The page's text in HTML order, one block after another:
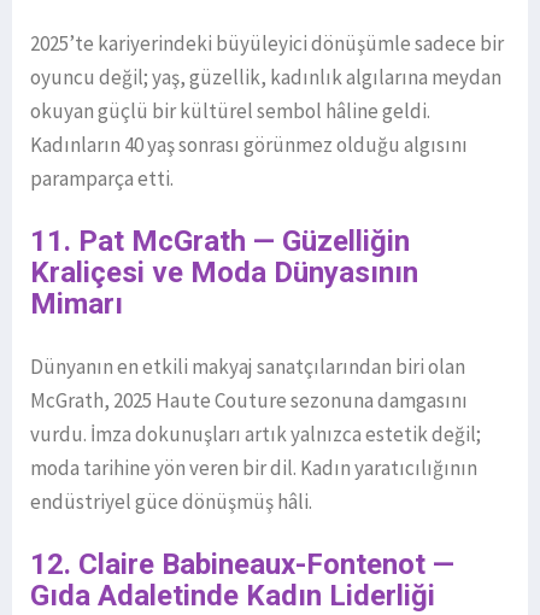
2025’te kariyerindeki büyüleyici dönüşümle sadece bir
oyuncu değil; yaş, güzellik, kadınlık algılarına meydan
okuyan güçlü bir kültürel sembol hâline geldi.
Kadınların 40 yaş sonrası görünmez olduğu algısını
paramparça etti.
11. Pat McGrath — Güzelliğin
Kraliçesi ve Moda Dünyasının
Mimarı
Dünyanın en etkili makyaj sanatçılarından biri olan
McGrath, 2025 Haute Couture sezonuna damgasını
vurdu. İmza dokunuşları artık yalnızca estetik değil;
moda tarihine yön veren bir dil. Kadın yaratıcılığının
endüstriyel güce dönüşmüş hâli.
12. Claire Babineaux-Fontenot —
Gıda Adaletinde Kadın Liderliği